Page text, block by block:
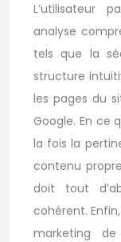
L’utilisateur
analyse
tels que la
structure
les pages du
Google. En ce
la fois la
contenu
doit tout
cohérent.
marketing